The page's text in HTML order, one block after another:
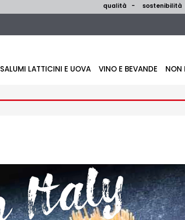
qualità sostenibilità
SALUMI LATTICINI E UOVA VINO E BEVANDE NON